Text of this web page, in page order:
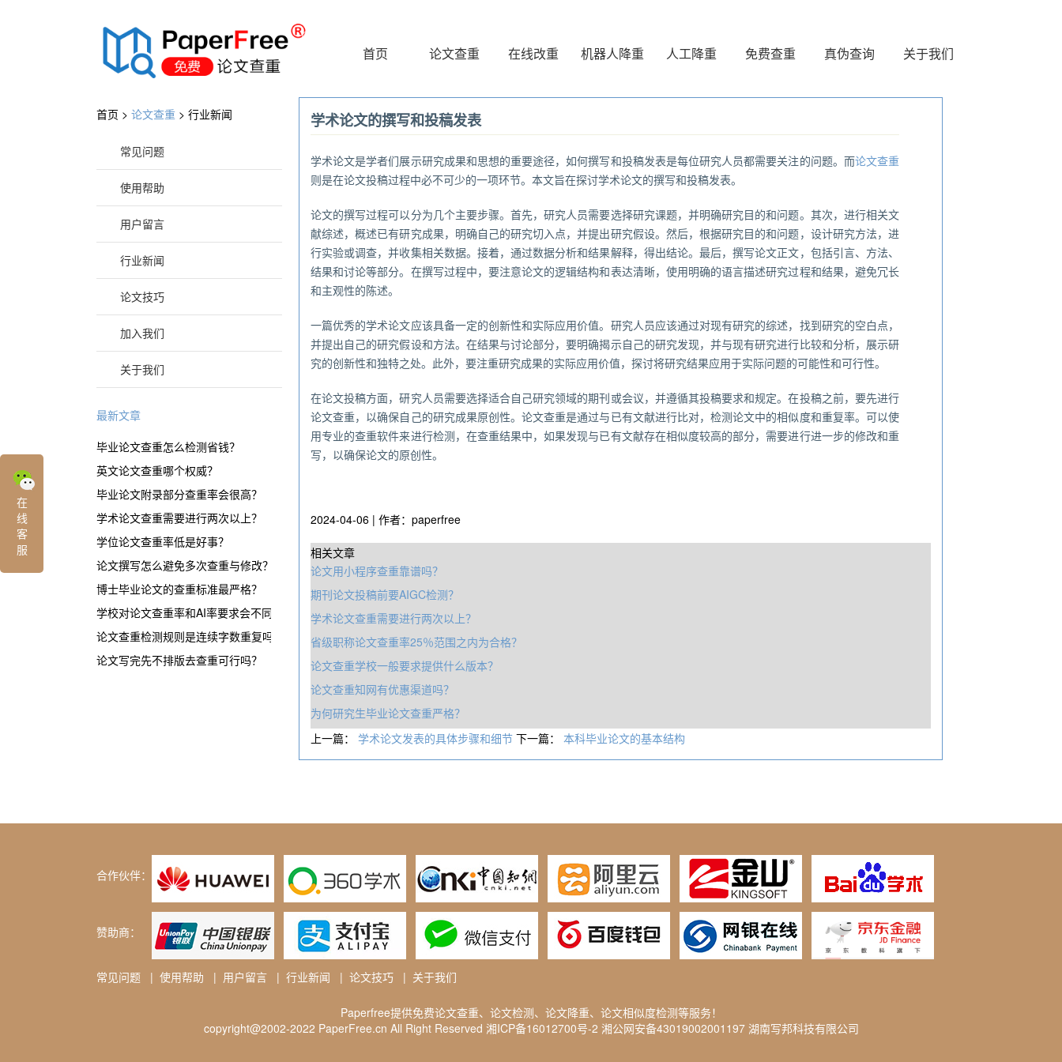
®
首页 论文查重 在线改重 机器人降重 人工降重 免费查重 真伪查询 关于我们
首页 > 论文查重 > 行业新闻
常见问题
使用帮助
用户留言
行业新闻
论文技巧
加入我们
关于我们
最新文章
毕业论文查重怎么检测省钱？
英文论文查重哪个权威？
毕业论文附录部分查重率会很高？
学术论文查重需要进行两次以上？
学位论文查重率低是好事？
论文撰写怎么避免多次查重与修改？
博士毕业论文的查重标准最严格？
学校对论文查重率和AI率要求会不同？
论文查重检测规则是连续字数重复吗？
论文写完先不排版去查重可行吗？
学术论文的撰写和投稿发表
学术论文是学者们展示研究成果和思想的重要途径，如何撰写和投稿发表是每位研究人员都需要关注的问题。而论文查重
则是在论文投稿过程中必不可少的一项环节。本文旨在探讨学术论文的撰写和投稿发表。
论文的撰写过程可以分为几个主要步骤。首先，研究人员需要选择研究课题，并明确研究目的和问题。其次，进行相关文
献综述，概述已有研究成果，明确自己的研究切入点，并提出研究假设。然后，根据研究目的和问题，设计研究方法，进
行实验或调查，并收集相关数据。接着，通过数据分析和结果解释，得出结论。最后，撰写论文正文，包括引言、方法、
结果和讨论等部分。在撰写过程中，要注意论文的逻辑结构和表达清晰，使用明确的语言描述研究过程和结果，避免冗长
和主观性的陈述。
一篇优秀的学术论文应该具备一定的创新性和实际应用价值。研究人员应该通过对现有研究的综述，找到研究的空白点，
并提出自己的研究假设和方法。在结果与讨论部分，要明确揭示自己的研究发现，并与现有研究进行比较和分析，展示研
究的创新性和独特之处。此外，要注重研究成果的实际应用价值，探讨将研究结果应用于实际问题的可能性和可行性。
在论文投稿方面，研究人员需要选择适合自己研究领域的期刊或会议，并遵循其投稿要求和规定。在投稿之前，要先进行
论文查重，以确保自己的研究成果原创性。论文查重是通过与已有文献进行比对，检测论文中的相似度和重复率。可以使
用专业的查重软件来进行检测，在查重结果中，如果发现与已有文献存在相似度较高的部分，需要进行进一步的修改和重
写，以确保论文的原创性。
2024-04-06 | 作者：paperfree
相关文章
论文用小程序查重靠谱吗？
期刊论文投稿前要AIGC检测？
学术论文查重需要进行两次以上？
省级职称论文查重率25％范围之内为合格？
论文查重学校一般要求提供什么版本？
论文查重知网有优惠渠道吗？
为何研究生毕业论文查重严格？
上一篇： 学术论文发表的具体步骤和细节 下一篇： 本科毕业论文的基本结构
合作伙伴：
赞助商：
常见问题 | 使用帮助 | 用户留言 | 行业新闻 | 论文技巧 | 关于我们
Paperfree提供免费论文查重、论文检测、论文降重、论文相似度检测等服务！
copyright@2002-2022 PaperFree.cn All Right Reserved 湘ICP备16012700号-2 湘公网安备43019002001197 湖南写邦科技有限公司
在
线
客
服